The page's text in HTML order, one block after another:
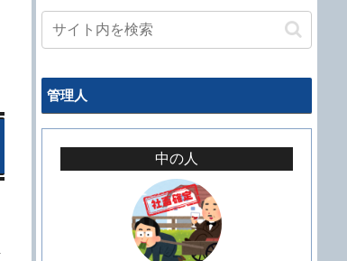
管理人
中の人